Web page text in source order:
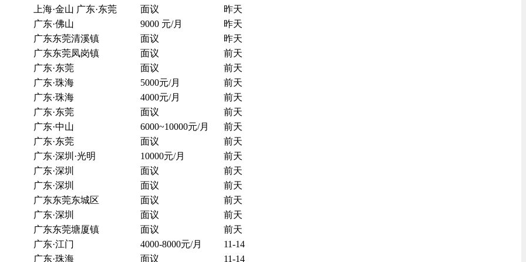
上海·金山 广东·东莞
面议
昨天
广东·佛山
9000 元/月
昨天
广东东莞清溪镇
面议
昨天
广东东莞凤岗镇
面议
前天
广东·东莞
面议
前天
广东·珠海
5000元/月
前天
广东·珠海
4000元/月
前天
广东·东莞
面议
前天
广东·中山
6000~10000元/月
前天
广东·东莞
面议
前天
广东·深圳·光明
10000元/月
前天
广东·深圳
面议
前天
广东·深圳
面议
前天
广东东莞东城区
面议
前天
广东·深圳
面议
前天
广东东莞塘厦镇
面议
前天
广东·江门
4000-8000元/月
11-14
广东·珠海
面议 11-14